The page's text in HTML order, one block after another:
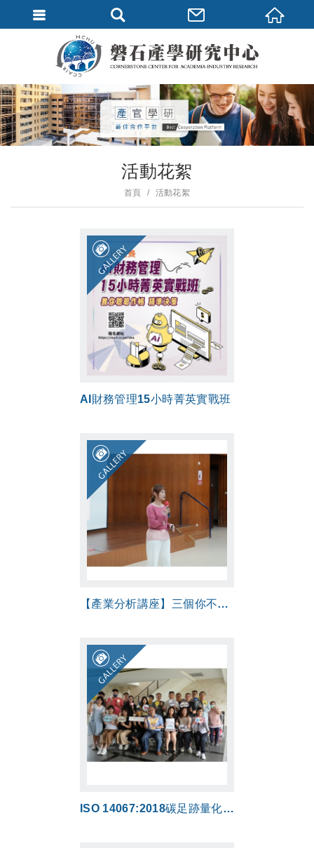
活動花絮
首頁 活動花絮
GALLERY
AI財務管理15小時菁英實戰班
GALLERY
【產業分析講座】三個你不可不知道的產業趨勢
GALLERY
ISO 14067:2018碳足跡量化暨碳標籤申請實務課程